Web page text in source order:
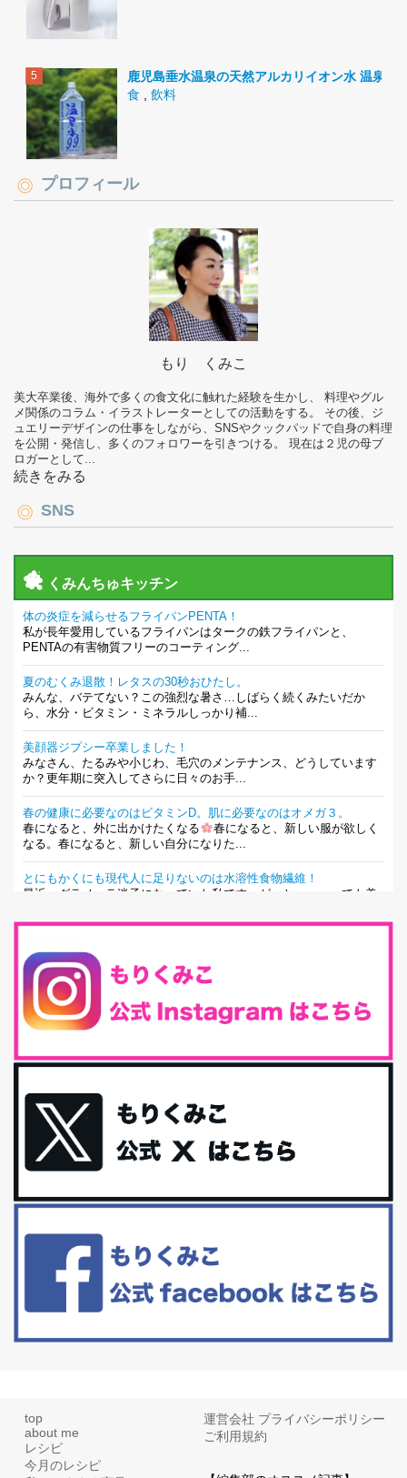
鹿児島垂水温泉の天然アルカリイオン水 温泉水
食
飲料
プロフィール
もり くみこ
美大卒業後、海外で多くの食文化に触れた経験を生かし、 料理やグル
メ関係のコラム・イラストレーターとしての活動をする。 その後、ジ
ュエリーデザインの仕事をしながら、SNSやクックパッドで自身の料理
を公開・発信し、多くのフォロワーを引きつける。 現在は２児の母ブ
ロガーとして...
続きをみる
SNS
くみんちゅキッチン
体の炎症を減らせるフライパンPENTA！
私が長年愛用しているフライパンはタークの鉄フライパンと、
PENTAの有害物質フリーのコーティング...
夏のむくみ退散！レタスの30秒おひたし。
みんな、バテてない？この強烈な暑さ…しばらく続くみたいだか
ら、水分・ビタミン・ミネラルしっかり補...
美顔器ジプシー卒業しました！
みなさん、たるみや小じわ、毛穴のメンテナンス、どうしています
か？更年期に突入してさらに日々のお手...
春の健康に必要なのはビタミンD。肌に必要なのはオメガ３。
春になると、外に出かけたくなる
春になると、新しい服が欲しく
なる。春になると、新しい自分になりた...
とにもかくにも現代人に足りないのは水溶性食物繊維！
最近、グラノーラ迷子になっていた私です。が、と〜〜〜っても美
腸内環境を整えることは、健康維持の中でいっちばん大事！だと私
は思っています。 ヒトの免...
iHerb特大セール終了間近！みんな何買う？
最近お風呂上がりの炭酸水をシリカシリカにしているんだけど確か
今回は、最近毎回定期的に購入している「楽天ふるさと納税」の返
礼品トップ５を紹介します。今までいろ...
更年期を穏やかに乗りきるために今できる５つのこと。
アラフィフからの体と心の整え方。 私も気づけばアラフィフ、これ
といった更年期症状はまだ...
白髪・美容・免疫力、現代人に足りないのは海藻！
リーブオイルorごま油をたらす。&n...
top
about me
レシピ
今月のレシピ
運営会社 プライバシーポリシー
ご利用規約